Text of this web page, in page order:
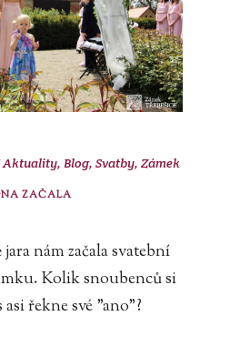
Aktuality, Blog, Svatby,Zámek
ZAČALA
nám začala svatební
Kolik snoubenců si
řekne své "ano"?